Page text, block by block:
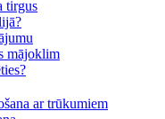
tirgus
mājoklim
ar trūkumiem